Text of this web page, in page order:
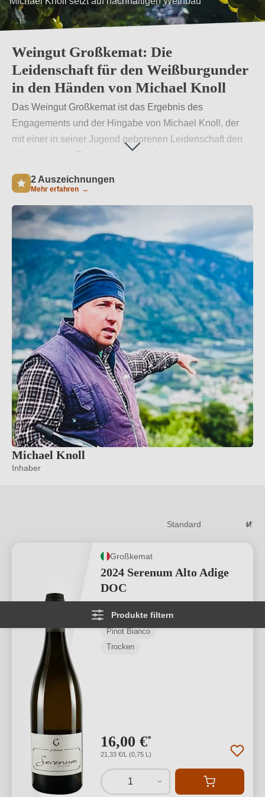
Weingut Großkemat: Die
Leidenschaft für den Weißburgunder
in den Händen von Michael Knoll
Das Weingut Großkemat ist das Ergebnis des
Engagements und der Hingabe von Michael Knoll, der
mit einer in seiner Jugend geborenen Leidenschaft den
Wein zu seiner Berufung machte. Aufgewachsen in
schon während seiner Ausbildung klar, dass der Weinbau
sein Weg sein würde. Im Alter von 15 Jahren produzierte
er seinen ersten Wein, 2016 gründete er Großkemat und
setzte damit seine Leidenschaft in die Tat um.
Weiterlesen→
2 Auszeichnungen
Mehr erfahren →
Michael Knoll
Inhaber
Produkte filtern
Großkemat
2024 Serenum Alto Adige
DOC
Alto Adige DOC
Pinot Bianco
Trocken
16,00 €*
21,33 €/L (0,75 L)
1